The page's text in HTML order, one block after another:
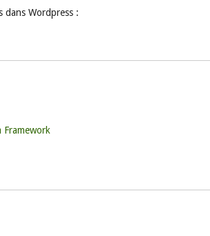
dans Wordpress :